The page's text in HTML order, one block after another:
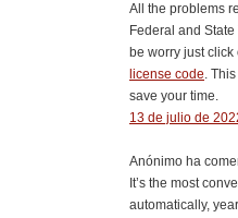
All the problems
Federal and
be worry just click
license code.
save your time.
13 de julio de
Anónimo ha
It’s the most
automatically,